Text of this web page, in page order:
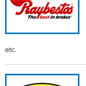
etc.